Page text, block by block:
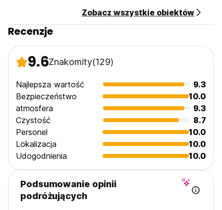
Zobacz wszystkie obiektów
Recenzje
9.6Znakomity(129)
Najlepsza wartość
9.3
Bezpieczeństwo
10.0
atmosfera
9.3
Czystość
8.7
Personel
10.0
Lokalizacja
10.0
Udogodnienia
10.0
Podsumowanie opinii
podróżujących